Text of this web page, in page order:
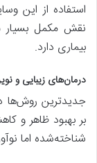
استفاده از این
نقش مکمل بسیار
بیماری دارد.
درمان‌های زیبایی و
جدیدترین روش‌ها
بر بهبود ظاهر و
شناخته‌شده اما